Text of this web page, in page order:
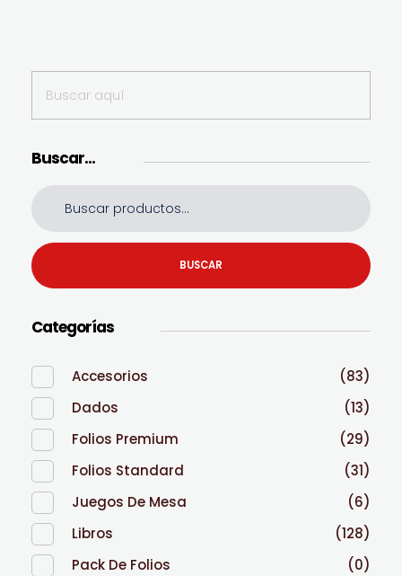
Buscar…
BUSCAR
Categorías
Accesorios
(83)
Dados
(13)
Folios Premium
(29)
Folios Standard
(31)
Juegos De Mesa
(6)
Libros
(128)
Pack De Folios
(0)